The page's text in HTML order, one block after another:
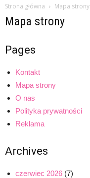
Strona główna Mapa strony
Mapa strony
Pages
Kontakt
Mapa strony
O nas
Polityka prywatności
Reklama
Archives
czerwiec 2026 (7)